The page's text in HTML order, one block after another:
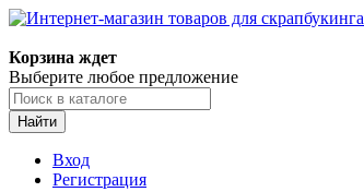
Корзина ждет
Выберите любое предложение
Найти
Вход
Регистрация